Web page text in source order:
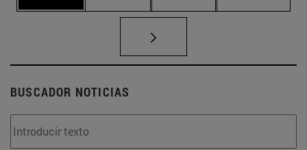
BUSCADOR NOTICIAS